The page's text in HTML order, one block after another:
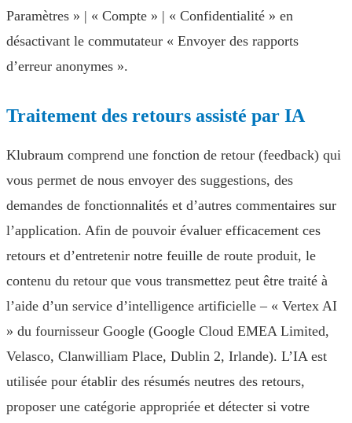
Paramètres » | « Compte » | « Confidentialité » en
désactivant le commutateur « Envoyer des rapports
d’erreur anonymes ».
Traitement des retours assisté par IA
Klubraum comprend une fonction de retour (feedback) qui
vous permet de nous envoyer des suggestions, des
demandes de fonctionnalités et d’autres commentaires sur
l’application. Afin de pouvoir évaluer efficacement ces
retours et d’entretenir notre feuille de route produit, le
contenu du retour que vous transmettez peut être traité à
l’aide d’un service d’intelligence artificielle – « Vertex AI
» du fournisseur Google (Google Cloud EMEA Limited,
Velasco, Clanwilliam Place, Dublin 2, Irlande). L’IA est
utilisée pour établir des résumés neutres des retours,
proposer une catégorie appropriée et détecter si votre